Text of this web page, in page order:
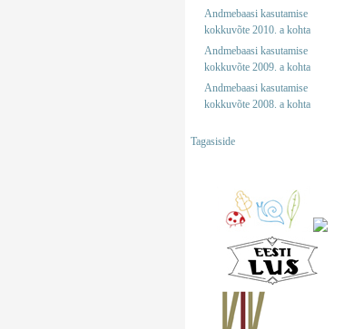
Andmebaasi kasutamise
kokkuvõte 2010. a kohta
Andmebaasi kasutamise
kokkuvõte 2009. a kohta
Andmebaasi kasutamise
kokkuvõte 2008. a kohta
Tagasiside